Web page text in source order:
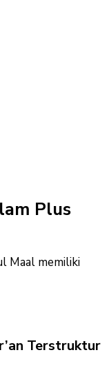
Plus
Maal memiliki
Terstruktur